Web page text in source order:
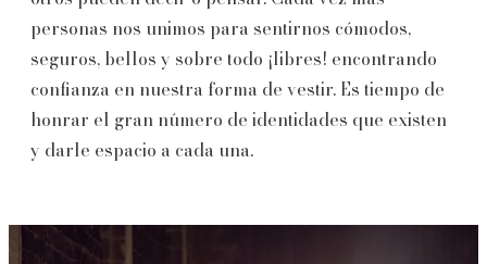
personas nos unimos para sentirnos cómodos,
seguros, bellos y sobre todo ¡libres! encontrando
confianza en nuestra forma de vestir. Es tiempo de
honrar el gran número de identidades que existen
y darle espacio a cada una.